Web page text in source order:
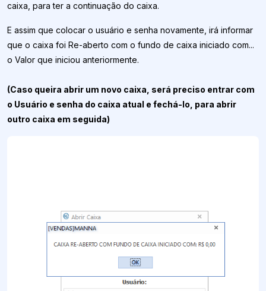
caixa, para ter a continuação do caixa.
E assim que colocar o usuário e senha novamente, irá informar
que o caixa foi Re-aberto com o fundo de caixa iniciado com...
o Valor que iniciou anteriormente.
(Caso queira abrir um novo caixa, será preciso entrar com
o Usuário e senha do caixa atual e fechá-lo, para abrir
outro caixa em seguida)